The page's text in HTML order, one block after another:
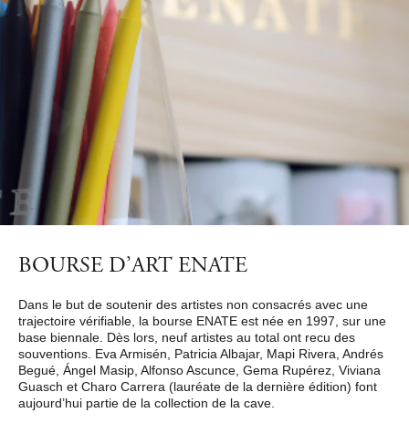
BOURSE D’ART ENATE
Dans le but de soutenir des artistes non consacrés avec une
trajectoire vérifiable, la bourse ENATE est née en 1997, sur une
base biennale. Dès lors, neuf artistes au total ont recu des
souventions. Eva Armisén, Patricia Albajar, Mapi Rivera, Andrés
Begué, Ángel Masip, Alfonso Ascunce, Gema Rupérez, Viviana
Guasch et Charo Carrera (lauréate de la dernière édition) font
aujourd’hui partie de la collection de la cave.